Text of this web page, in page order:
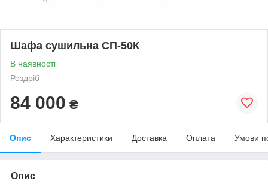
Шафа сушильна СП-50К
В наявності
Роздріб
84 000 ₴
Опис Характеристики Доставка Оплата Умови
Опис